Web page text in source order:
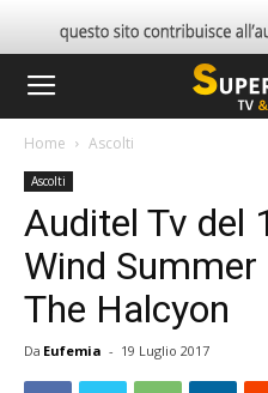
Home Ascolti
Ascolti
Auditel Tv del
Wind
The Halcyon
Da Eufemia - 19 Luglio 2017